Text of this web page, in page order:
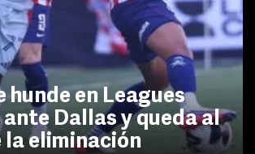
hunde en Leagues
ante Dallas y queda al
la eliminación